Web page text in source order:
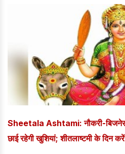
Sheetala Ashtami: नौकरी-बिजनेस
छाई रहेगी खुशियां; शीतलाष्टमी के दिन